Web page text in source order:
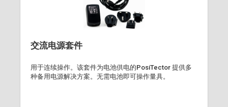
交流电源套件
用于连续操作。该套件为电池供电的PosiTector 提供多
种备用电源解决方案。无需电池即可操作量具。